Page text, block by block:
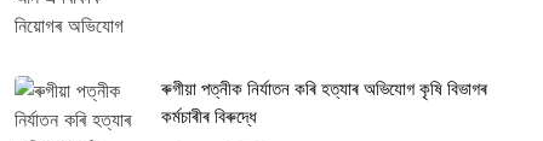
ৰুগীয়া পত্নীক নিৰ্যাতন কৰি হত্যাৰ অভিযোগ কৃষি বিভাগৰ
কৰ্মচাৰীৰ বিৰুদ্ধে